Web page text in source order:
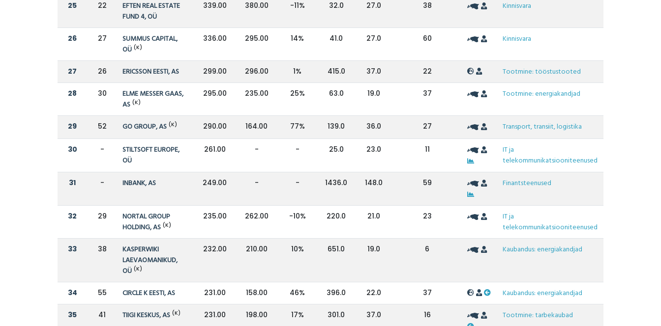
25 22
EFTEN REAL ESTATE
FUND 4, OÜ
339.00 380.00 -11% 32.0 27.0 38 Kinnisvara
26 27
SUMMUS CAPITAL,
OÜ (K)
336.00 295.00 14% 41.0 27.0 60 Kinnisvara
27 26 ERICSSON EESTI, AS 299.00 296.00 1% 415.0 37.0 22 Tootmine: tööstustooted
28 30
ELME MESSER GAAS,
AS (K)
295.00 235.00 25% 63.0 19.0 37 Tootmine: energiakandjad
29 52 GO GROUP, AS (K) 290.00 164.00 77% 139.0 36.0 27 Transport, transiit, logistika
30 -
STILTSOFT EUROPE,
OÜ
261.00 - - 25.0 23.0 11
IT ja
telekommunikatsiooniteenused
31 - INBANK, AS 249.00 - - 1436.0 148.0 59 Finantsteenused
32 29
NORTAL GROUP
HOLDING, AS (K)
235.00 262.00 -10% 220.0 21.0 23
IT ja
telekommunikatsiooniteenused
33 38
KASPERWIKI
LAEVAOMANIKUD,
OÜ (K)
232.00 210.00 10% 651.0 19.0 6 Kaubandus: energiakandjad
34 55 CIRCLE K EESTI, AS 231.00 158.00 46% 396.0 22.0 37 Kaubandus: energiakandjad
35 41 TIIGI KESKUS, AS (K) 231.00 198.00 17% 301.0 37.0 16 Tootmine: tarbekaubad